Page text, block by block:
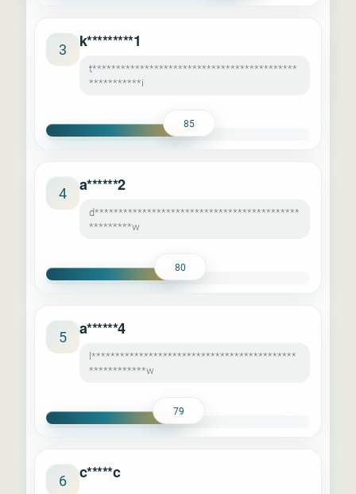
3 k*********1
t*******************************************
***********i
85
4 a******2
d*******************************************
*********w
80
5 a******4
l*******************************************
************w
79
6 c*****c